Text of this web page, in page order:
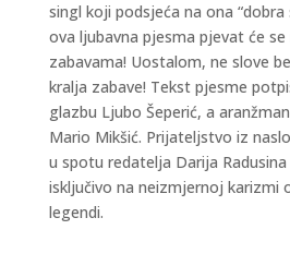
singl koji podsjeća na ona “dobra
ova ljubavna pjesma pjevat će
zabavama! Uostalom, ne slove
kralja zabave! Tekst pjesme
glazbu Ljubo Šeperić, a
Mario Mikšić. Prijateljstvo iz
u spotu redatelja Darija
isključivo na neizmjernoj karizmi
legendi.